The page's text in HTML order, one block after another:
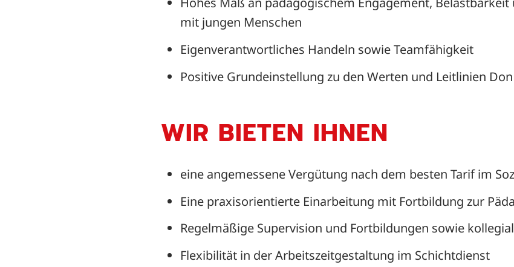
mit jungen Menschen
Eigenverantwortliches Handeln sowie Teamfähigkeit
Positive Grundeinstellung zu den Werten und Leitlinien
WIR BIETEN IHNEN
eine angemessene Vergütung nach dem besten Tarif im
Eine praxisorientierte Einarbeitung mit Fortbildung zur
Regelmäßige Supervision und Fortbildungen sowie
Flexibilität in der Arbeitszeitgestaltung im Schichtdienst